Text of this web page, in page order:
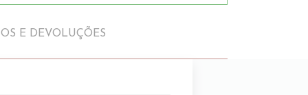
E DEVOLUÇÕES